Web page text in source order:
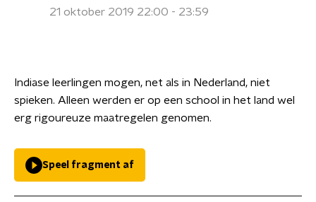
21 oktober 2019 22:00 - 23:59
Indiase leerlingen mogen, net als in Nederland, niet
spieken. Alleen werden er op een school in het land wel
erg rigoureuze maatregelen genomen.
Speel fragment af